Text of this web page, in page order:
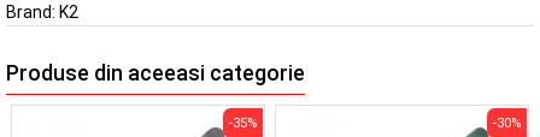
Brand: K2
Produse din aceeasi categorie
-35% -30%